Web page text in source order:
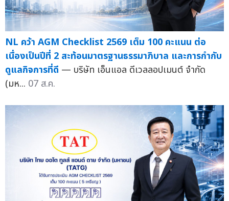
NL คว้า AGM Checklist 2569 เต็ม 100 คะแนน ต่อ
เนื่องเป็นปีที่ 2 สะท้อนมาตรฐานธรรมาภิบาล และการกำกับ
ดูแลกิจการที่ดี — บริษัท เอ็นแอล ดีเวลลอปเมนต์ จำกัด
(มห... 07 ส.ค.